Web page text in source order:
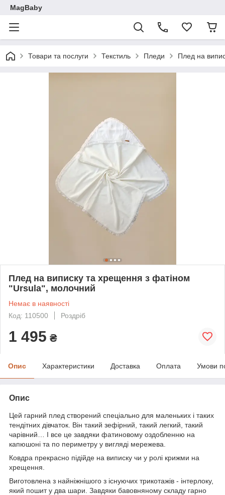
MagBaby
Товари та послуги Текстиль Пледи Плед на
Плед на виписку та хрещення з фатіном
"Ursula", молочний
Немає в наявності
Код: 110500
Роздріб
1 495 ₴
Опис Характеристики Доставка Оплата Умови
Опис
Цей гарний плед створений спеціально для маленьких і таких
тендітних дівчаток. Він такий зефірний, такий легкий, такий
чарівний… І все це завдяки фатиновому оздобленню на
капюшоні та по периметру у вигляді мережева.
Ковдра прекрасно підійде на виписку чи у ролі крижми на
хрещення.
Виготовлена з найніжнішого з існуючих трикотажів - інтерлоку,
який пошит у два шари. Завдяки бавовняному складу гарно